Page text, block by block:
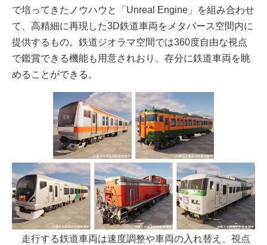
で培ってきたノウハウと「Unreal Engine」を組み合わせ
て、高精細に再現した3D鉄道車両をメタバース空間内に
提供するもの。鉄道ジオラマ空間では360度自由な視点
で鑑賞できる機能も用意されおり、存分に鉄道車両を眺
めることができる。
走行する鉄道車両は速度調整や車両の入れ替え、視点